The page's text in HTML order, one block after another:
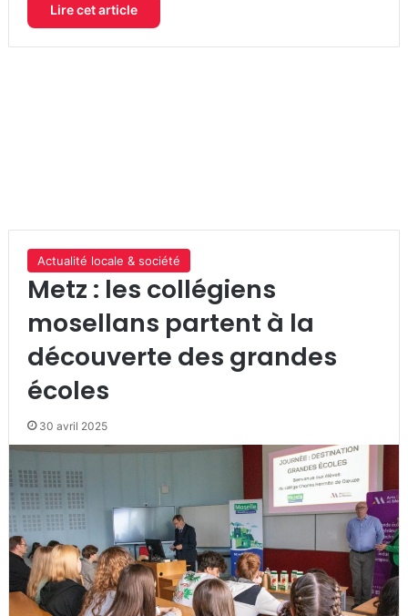
Lire cet article
Actualité locale & société
Metz : les collégiens
mosellans partent à la
découverte des grandes
écoles
30 avril 2025